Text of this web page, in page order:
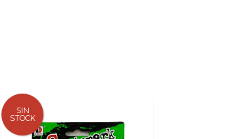
SIN
STOCK